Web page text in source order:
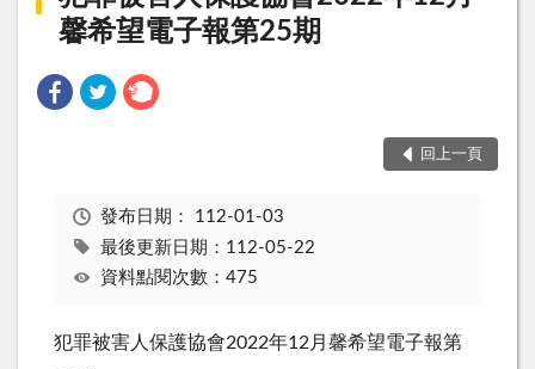
馨希望電子報第25期
回上一頁
發布日期： 112-01-03
最後更新日期：112-05-22
資料點閱次數：475
犯罪被害人保護協會2022年12月馨希望電子報第